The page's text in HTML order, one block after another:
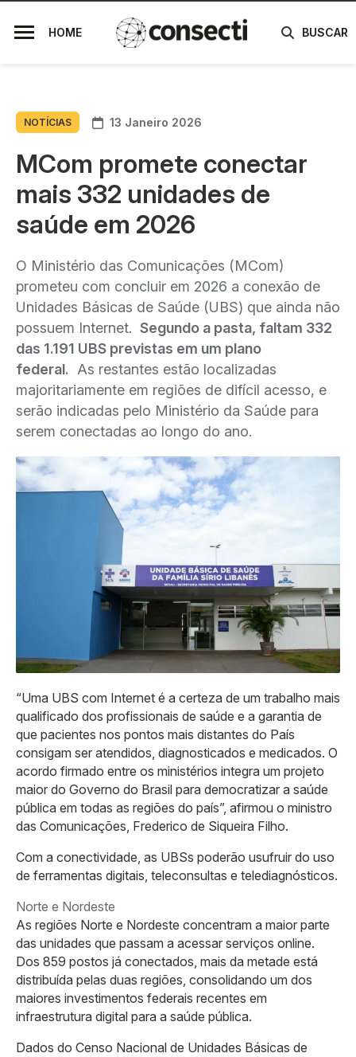
HOME BUSCAR
NOTÍCIAS 13 Janeiro 2026
MCom promete conectar
mais 332 unidades de
saúde em 2026
O Ministério das Comunicações (MCom)
prometeu com concluir em 2026 a conexão de
Unidades Básicas de Saúde (UBS) que ainda não
possuem Internet. Segundo a pasta, faltam 332
das 1.191 UBS previstas em um plano
federal. As restantes estão localizadas
majoritariamente em regiões de difícil acesso, e
serão indicadas pelo Ministério da Saúde para
serem conectadas ao longo do ano.
“Uma UBS com Internet é a certeza de um trabalho mais
qualificado dos profissionais de saúde e a garantia de
que pacientes nos pontos mais distantes do País
consigam ser atendidos, diagnosticados e medicados. O
acordo firmado entre os ministérios integra um projeto
maior do Governo do Brasil para democratizar a saúde
pública em todas as regiões do país”, afirmou o ministro
das Comunicações, Frederico de Siqueira Filho.
Com a conectividade, as UBSs poderão usufruir do uso
de ferramentas digitais, teleconsultas e telediagnósticos.
Norte e Nordeste
As regiões Norte e Nordeste concentram a maior parte
das unidades que passam a acessar serviços online.
Dos 859 postos já conectados, mais da metade está
distribuída pelas duas regiões, consolidando um dos
maiores investimentos federais recentes em
infraestrutura digital para a saúde pública.
Dados do Censo Nacional de Unidades Básicas de